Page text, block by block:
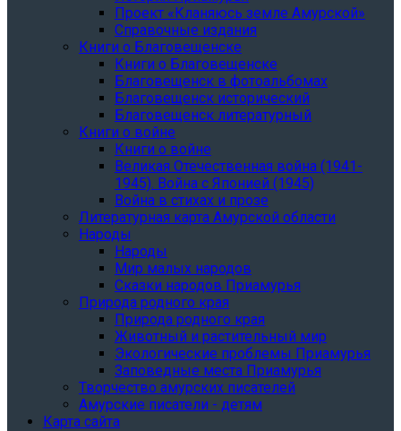
Проект «Кланяюсь земле Амурской»
Справочные издания
Книги о Благовещенске
Книги о Благовещенске
Благовещенск в фотоальбомах
Благовещенск исторический
Благовещенск литературный
Книги о войне
Книги о войне
Великая Отечественная война (1941-
1945). Война с Японией (1945)
Война в стихах и прозе
Литературная карта Амурской области
Народы
Народы
Мир малых народов
Сказки народов Приамурья
Природа родного края
Природа родного края
Животный и растительный мир
Экологические проблемы Приамурья
Заповедные места Приамурья
Творчество амурских писателей
Амурские писатели - детям
Карта сайта